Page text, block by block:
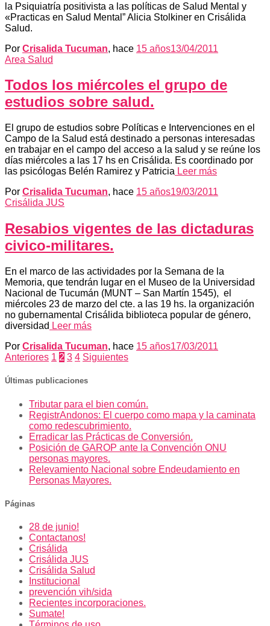
la Psiquiatría positivista a las políticas de Salud Mental y
«Practicas en Salud Mental” Alicia Stolkiner en Crisálida
Salud.
Por Crisalida Tucuman, hace 15 años13/04/2011
Area Salud
Todos los miércoles el grupo de
estudios sobre salud.
El grupo de estudios sobre Políticas e Intervenciones en el
Campo de la Salud está destinado a personas interesadas
en trabajar en el campo del acceso a la salud y se reúne los
días miércoles a las 17 hs en Crisálida. Es coordinado por
las psicólogas Belén Ramirez y Patricia Leer más
Por Crisalida Tucuman, hace 15 años19/03/2011
Crisálida JUS
Resabios vigentes de las dictaduras
civico-militares.
En el marco de las actividades por la Semana de la
Memoria, que tendrán lugar en el Museo de la Universidad
Nacional de Tucumán (MUNT – San Martín 1545), el
miércoles 23 de marzo del cte. a las 19 hs. la organización
no gubernamental Crisálida biblioteca popular de género,
diversidad Leer más
Por Crisalida Tucuman, hace 15 años17/03/2011
Paginación
de
Anteriores 1 2 3 4 Siguientes
Últimas publicaciones
Tributar para el bien común.
RegistrAndonos: El cuerpo como mapa y la caminata
como redescubrimiento.
Erradicar las Prácticas de Conversión.
Posición de GAROP ante la Convención ONU
personas mayores.
Relevamiento Nacional sobre Endeudamiento en
Personas Mayores.
Páginas
28 de junio!
Contactanos!
Crisálida
Crisálida JUS
Crisálida Salud
Institucional
prevención vih/sida
Recientes incorporaciones.
Sumate!